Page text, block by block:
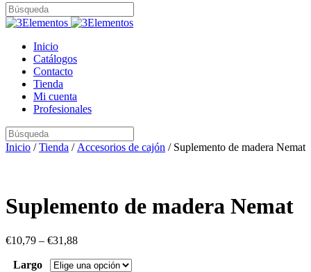
Inicio
Catálogos
Contacto
Tienda
Mi cuenta
Profesionales
Inicio /Tienda / Accesorios de cajón / Suplemento de madera Nemat
Suplemento de madera Nemat
€10,79 – €31,88
Largo